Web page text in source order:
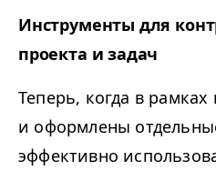
Инструменты для
проекта и задач
Теперь, когда в рамках
и оформлены
эффективно